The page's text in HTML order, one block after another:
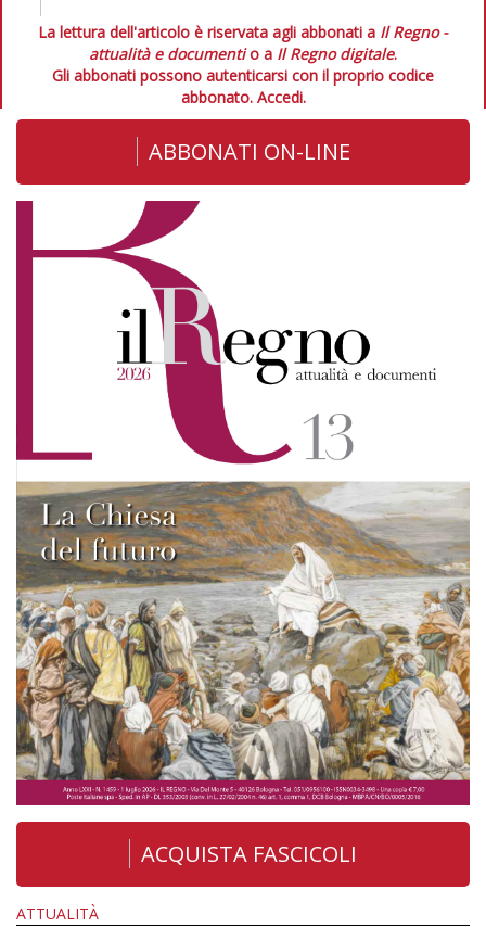
La lettura dell'articolo è riservata agli abbonati a Il Regno -
attualità e documentio a Il Regno digitale.
Gli abbonati possono autenticarsi con il proprio codice
abbonato. Accedi.
ABBONATI ON-LINE
ACQUISTA FASCICOLI
ATTUALITÀ